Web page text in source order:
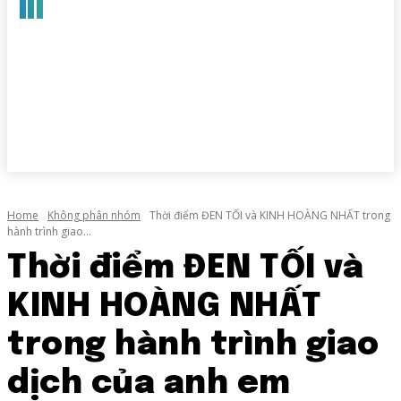
Home Không phân nhóm
Thời điểm ĐEN TỐI và KINH HOÀNG NHẤT trong
hành trình giao...
Thời điểm ĐEN TỐI và
KINH HOÀNG NHẤT
trong hành trình giao
dịch của anh em